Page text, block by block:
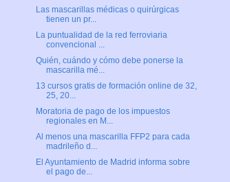
Las mascarillas médicas o quirúrgicas
tienen un pr...
La puntualidad de la red ferroviaria
convencional ...
Quién, cuándo y cómo debe ponerse la
mascarilla mé...
13 cursos gratis de formación online de 32,
25, 20...
Moratoria de pago de los impuestos
regionales en M...
Al menos una mascarilla FFP2 para cada
madrileño d...
El Ayuntamiento de Madrid informa sobre
el pago de...